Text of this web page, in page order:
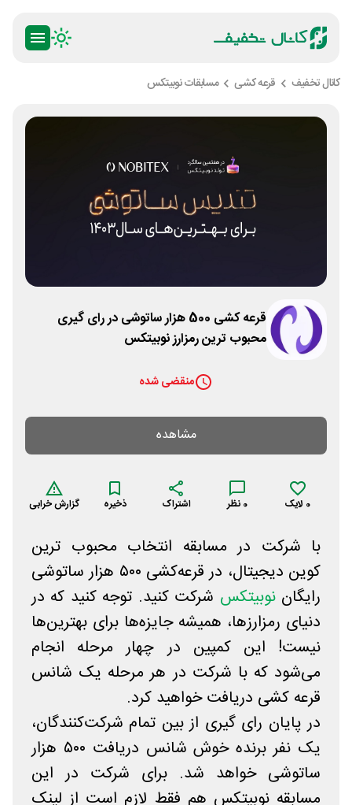
کانال تخفیف قرعه کشی مسابقات نوبیتکس
قرعه کشی 500 هزار ساتوشی در رای گیری
محبوب ترین رمزارز نوبیتکس
منقضی شده
مشاهده
0 لایک 0 نظر اشتراک ذخیره گزارش خرابی
با شرکت در مسابقه انتخاب محبوب ترین
کوین دیجیتال، در قرعه‌کشی ۵۰۰ هزار ساتوشی
رایگاننوبیتکس شرکت کنید. توجه کنید که در
دنیای رمزارزها، همیشه جایزه‌ها برای بهترین‌ها
نیست! این کمپین در چهار مرحله انجام
می‌شود که با شرکت در هر مرحله یک شانس
قرعه کشی دریافت خواهید کرد.
در پایان رای گیری از بین تمام شرکت‌کنندگان،
یک نفر برنده خوش شانس دریافت ۵۰۰ هزار
ساتوشی خواهد شد. برای شرکت در این
مسابقه نوبیتکس هم فقط لازم است از لینک